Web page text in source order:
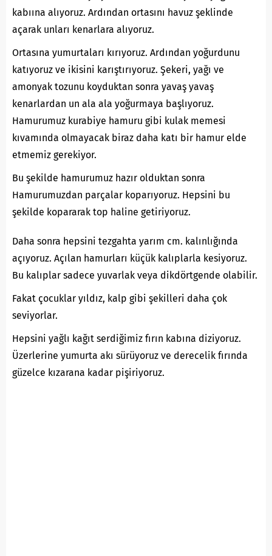
kabıına alıyoruz. Ardından ortasını havuz şeklinde
açarak unları kenarlara alıyoruz.
Ortasına yumurtaları kırıyoruz. Ardından yoğurdunu
katıyoruz ve ikisini karıştırıyoruz. Şekeri, yağı ve
amonyak tozunu koyduktan sonra yavaş yavaş
kenarlardan un ala ala yoğurmaya başlıyoruz.
Hamurumuz kurabiye hamuru gibi kulak memesi
kıvamında olmayacak biraz daha katı bir hamur elde
etmemiz gerekiyor.
Bu şekilde hamurumuz hazır olduktan sonra
Hamurumuzdan parçalar koparıyoruz. Hepsini bu
şekilde kopararak top haline getiriyoruz.
Daha sonra hepsini tezgahta yarım cm. kalınlığında
açıyoruz. Açılan hamurları küçük kalıplarla kesiyoruz.
Bu kalıplar sadece yuvarlak veya dikdörtgende olabilir.
Fakat çocuklar yıldız, kalp gibi şekilleri daha çok
seviyorlar.
Hepsini yağlı kağıt serdiğimiz fırın kabına diziyoruz.
Üzerlerine yumurta akı sürüyoruz ve derecelik fırında
güzelce kızarana kadar pişiriyoruz.